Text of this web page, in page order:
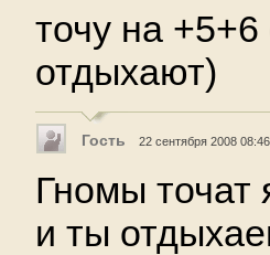
точу на
отдыхают)
Гость 22 сентября 2008 08:46
Гномы точат
и ты